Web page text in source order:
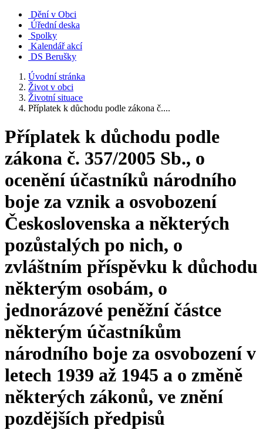
Dění v Obci
Úřední deska
Spolky
Kalendář akcí
DS Berušky
Úvodní stránka
Život v obci
Životní situace
Příplatek k důchodu podle zákona č....
Příplatek k důchodu podle
zákona č. 357/2005 Sb., o
ocenění účastníků národního
boje za vznik a osvobození
Československa a některých
pozůstalých po nich, o
zvláštním příspěvku k důchodu
některým osobám, o
jednorázové peněžní částce
některým účastníkům
národního boje za osvobození v
letech 1939 až 1945 a o změně
některých zákonů, ve znění
pozdějších předpisů